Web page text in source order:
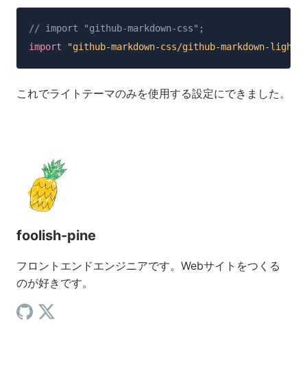
// import "github-markdown-css";
import
"github-markdown-css/github-markdown-
これでライトテーマのみを使用する設定にできました。
foolish-pine
フロントエンドエンジニアです。Webサイトをつくる
のが好きです。
GitHub（新しいタブで開く）
X（新しいタブで開く）